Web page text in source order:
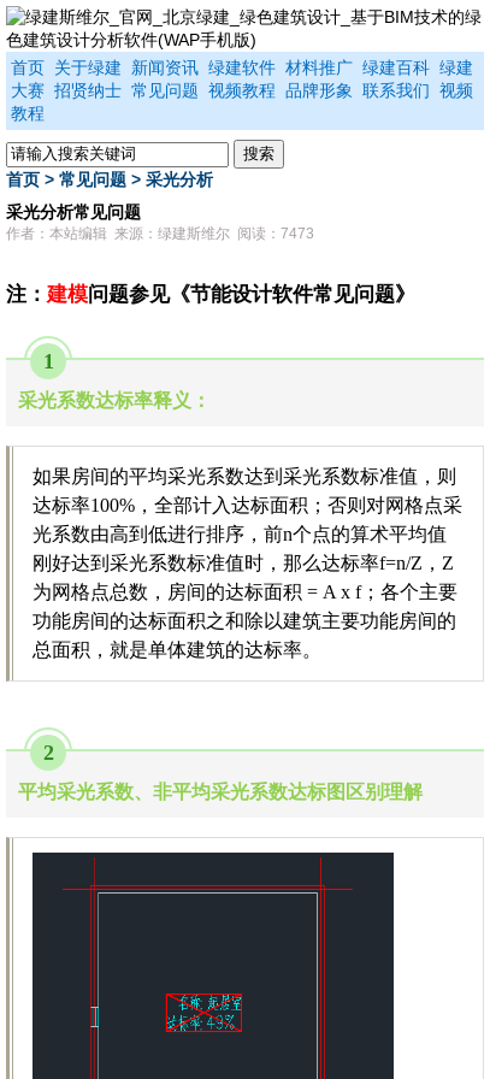
首页 关于绿建 新闻资讯 绿建软件 材料推广 绿建百科 绿建
大赛 招贤纳士 常见问题 视频教程 品牌形象 联系我们 视频
教程
首页 > 常见问题 > 采光分析
采光分析常见问题
作者：本站编辑 来源：绿建斯维尔 阅读：7473
注： 建模问题参见《节能设计软件常见问题》
1
采光系数达标率释义：
如果房间的平均采光系数达到采光系数标准值，则
达标率100%，全部计入达标面积；否则对网格点采
光系数由高到低进行排序，前n个点的算术平均值
刚好达到采光系数标准值时，那么达标率f=n/Z，Z
为网格点总数，房间的达标面积 = A x f；各个主要
功能房间的达标面积之和除以建筑主要功能房间的
总面积，就是单体建筑的达标率。
2
平均采光系数、非平均采光系数达标图区别理解